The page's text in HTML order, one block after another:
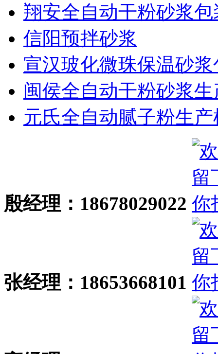
翔安全自动干粉砂浆包
信阳预拌砂浆
宣汉玻化微珠保温砂浆
闽侯全自动干粉砂浆生
元氏全自动腻子粉生产
殷经理：18678029022
张经理：18653668101